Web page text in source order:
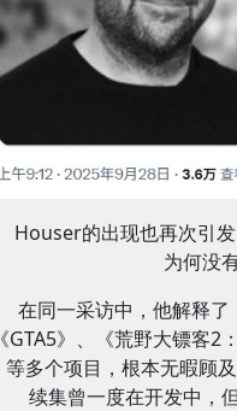
Houser的出现也再次引
为何没
在同一采访中，他解释
GTA5》、《荒野大镖客2
等多个项目，根本无暇顾
续集曾一度在开发中，